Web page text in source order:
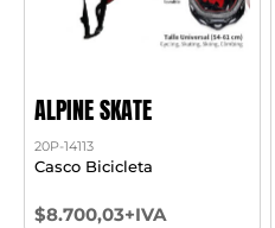
ALPINE SKATE
20P-14113
Casco Bicicleta
$8.700,03+IVA